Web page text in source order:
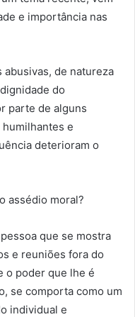
e importância nas
abusivas, de natureza
do
parte de alguns
e
deterioram o
assédio moral?
que se mostra
e reuniões fora do
o poder que lhe é
se comporta como um
individual e